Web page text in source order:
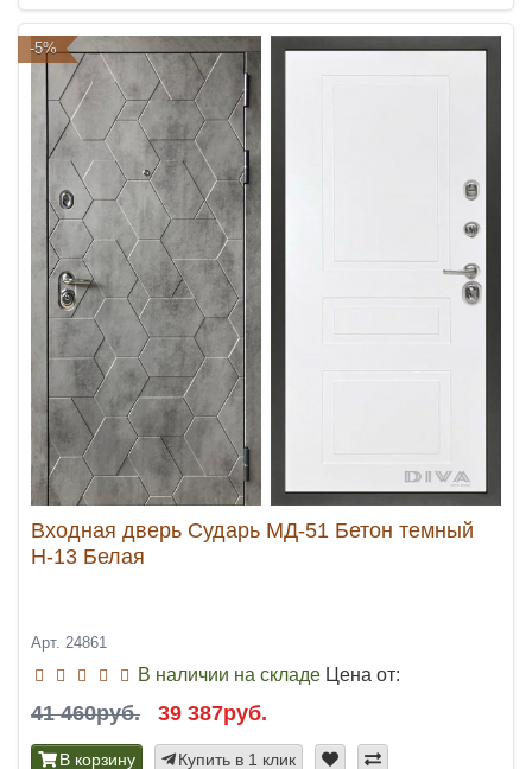
-5%
Входная дверь Сударь МД-51 Бетон темный
Н-13 Белая
Арт. 24861
В наличии на складе Цена от:
41 460руб. 39 387руб.
В корзину Купить в 1 клик